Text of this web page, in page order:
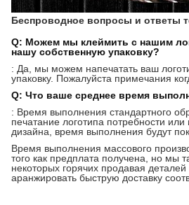
Беспроводное вопросы и ответы
Q: Можем мы клеймить с нашим
нашу собственную упаковку?
: Да, мы можем напечатать ваш
упаковку. Пожалуйста примечания
Q: Что ваше среднее время
: Время выполнения стандартного
печатание логотипа потребности
дизайна, время выполнения будут
Время выполнения массового
того как предплата получена, но мы
некоторых горячих продавая
аранжировать быструю доставку